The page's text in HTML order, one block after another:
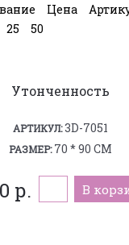
Цена
25 50
Утонченность
АРТИКУЛ:3D-7051
РАЗМЕР:70 * 90 СМ
р. В